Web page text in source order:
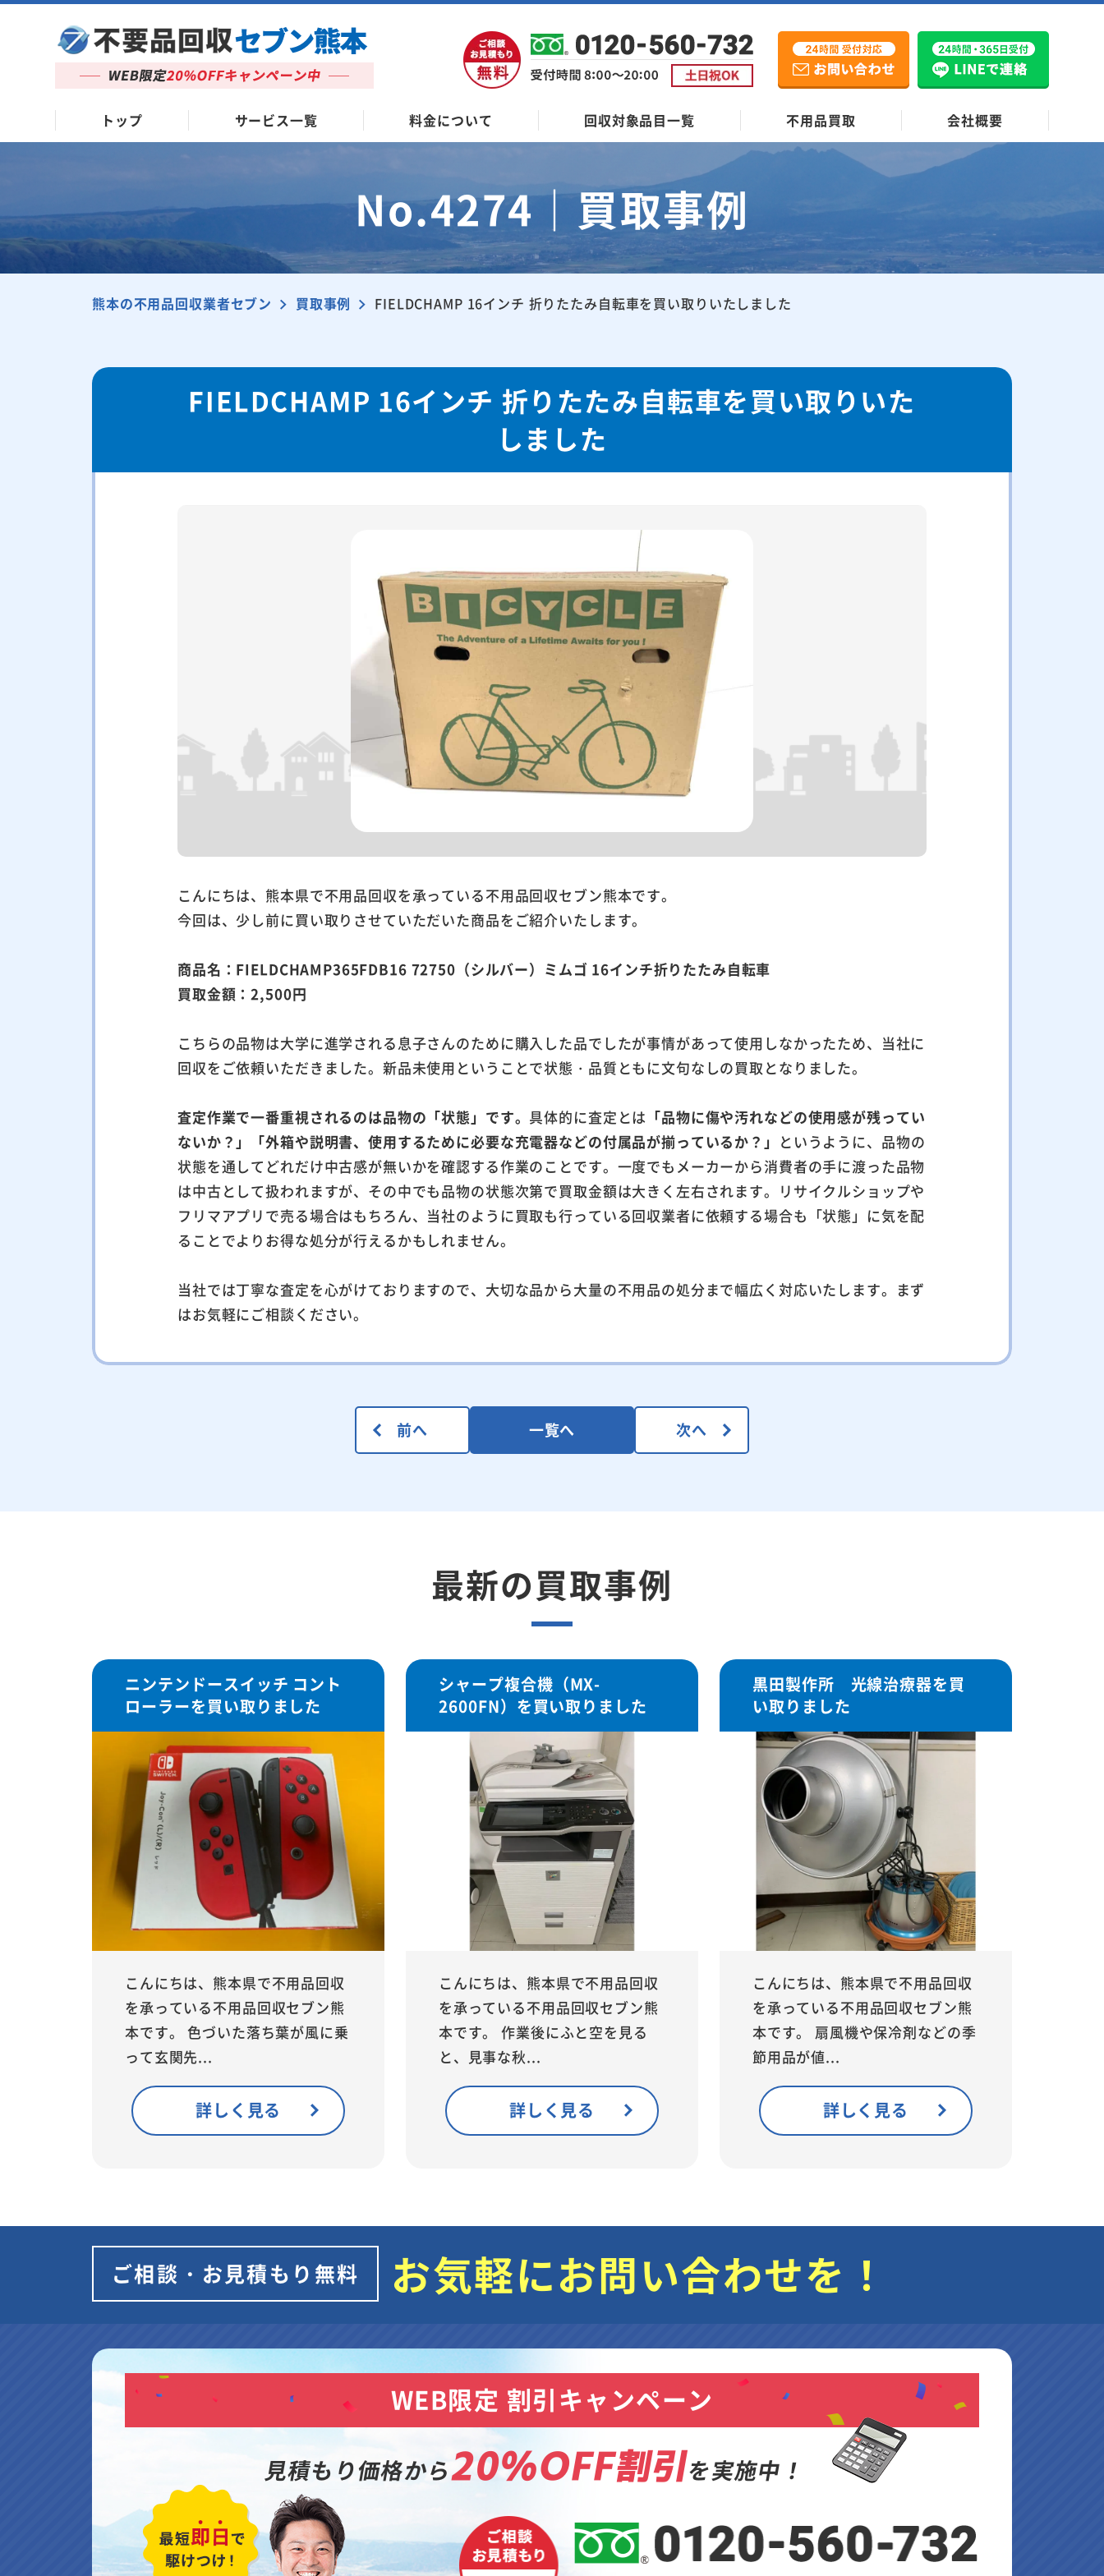
トップ サービス一覧 料金について 回収対象品目一覧 不用品買取 会社概要
No.4274｜買取事例
熊本の不用品回収業者セブン 買取事例 FIELDCHAMP 16インチ 折りたたみ自転車を買い取りいたしました
FIELDCHAMP 16インチ 折りたたみ自転車を買い取りいた
しました
こんにちは、熊本県で不用品回収を承っている不用品回収セブン熊本です。
今回は、少し前に買い取りさせていただいた商品をご紹介いたします。
商品名：FIELDCHAMP365FDB16 72750（シルバー）ミムゴ 16インチ折りたたみ自転車
買取金額：2,500円
こちらの品物は大学に進学される息子さんのために購入した品でしたが事情があって使用しなかったため、当社に
回収をご依頼いただきました。新品未使用ということで状態・品質ともに文句なしの買取となりました。
査定作業で一番重視されるのは品物の「状態」です。 具体的に査定とは 「品物に傷や汚れなどの使用感が残ってい
ないか？」「外箱や説明書、使用するために必要な充電器などの付属品が揃っているか？」 というように、品物の
状態を通してどれだけ中古感が無いかを確認する作業のことです。一度でもメーカーから消費者の手に渡った品物
は中古として扱われますが、その中でも品物の状態次第で買取金額は大きく左右されます。リサイクルショップや
フリマアプリで売る場合はもちろん、当社のように買取も行っている回収業者に依頼する場合も「状態」に気を配
ることでよりお得な処分が行えるかもしれません。
当社では丁寧な査定を心がけておりますので、大切な品から大量の不用品の処分まで幅広く対応いたします。まず
はお気軽にご相談ください。
前へ 一覧へ 次へ
最新の買取事例
ニンテンドースイッチ コント
ローラーを買い取りました
こんにちは、熊本県で不用品回収
を承っている不用品回収セブン熊
本です。 色づいた落ち葉が風に乗
って玄関先...
詳しく見る
シャープ複合機（MX-
2600FN）を買い取りました
こんにちは、熊本県で不用品回収
を承っている不用品回収セブン熊
本です。 作業後にふと空を見る
と、見事な秋...
詳しく見る
黒田製作所 光線治療器を買
い取りました
こんにちは、熊本県で不用品回収
を承っている不用品回収セブン熊
本です。 扇風機や保冷剤などの季
節用品が値...
詳しく見る
ご相談・お見積もり無料 お気軽にお問い合わせを！
WEB限定 割引キャンペーン
見積もり価格から20%OFF割引を実施中！